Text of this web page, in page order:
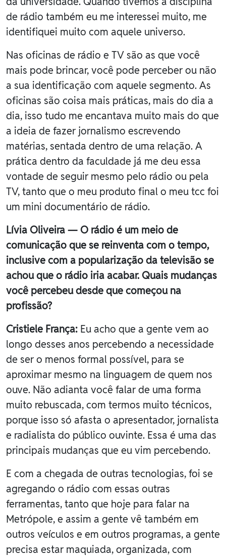
de rádio também eu me interessei muito, me
identifiquei muito com aquele universo.
Nas oficinas de rádio e TV são as que você
mais pode brincar, você pode perceber ou não
a sua identificação com aquele segmento. As
oficinas são coisa mais práticas, mais do dia a
dia, isso tudo me encantava muito mais do que
a ideia de fazer jornalismo escrevendo
matérias, sentada dentro de uma relação. A
prática dentro da faculdade já me deu essa
vontade de seguir mesmo pelo rádio ou pela
TV, tanto que o meu produto final o meu tcc foi
um mini documentário de rádio.
Lívia Oliveira — O rádio é um meio de
comunicação que se reinventa com o tempo,
inclusive com a popularização da televisão se
achou que o rádio iria acabar. Quais mudanças
você percebeu desde que começou na
profissão?
Cristiele França: Eu acho que a gente vem ao
longo desses anos percebendo a necessidade
de ser o menos formal possível, para se
aproximar mesmo na linguagem de quem nos
ouve. Não adianta você falar de uma forma
muito rebuscada, com termos muito técnicos,
porque isso só afasta o apresentador, jornalista
e radialista do público ouvinte. Essa é uma das
principais mudanças que eu vim percebendo.
E com a chegada de outras tecnologias, foi se
agregando o rádio com essas outras
ferramentas, tanto que hoje para falar na
Metrópole, e assim a gente vê também em
outros veículos e em outros programas, a gente
precisa estar maquiada, organizada, com